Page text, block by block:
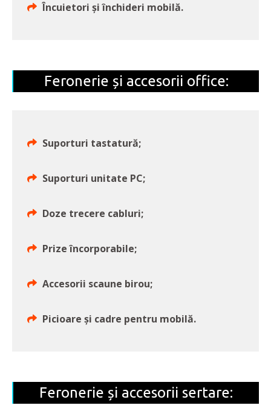
Încuietori și închideri mobilă.
Feronerie și accesorii office:
Suporturi tastatură;
Suporturi unitate PC;
Doze trecere cabluri;
Prize încorporabile;
Accesorii scaune birou;
Picioare și cadre pentru mobilă.
Feronerie și accesorii sertare: